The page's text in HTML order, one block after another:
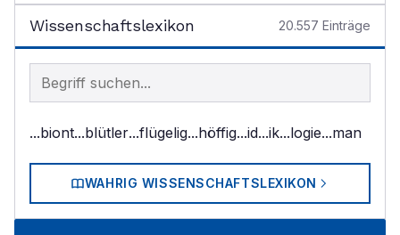
Wissenschaftslexikon 20.557 Einträge
Begriff im Lexikon suchen
...biont...blütler...flügelig...höffig...id...ik...logie...man
WAHRIG WISSENSCHAFTSLEXIKON